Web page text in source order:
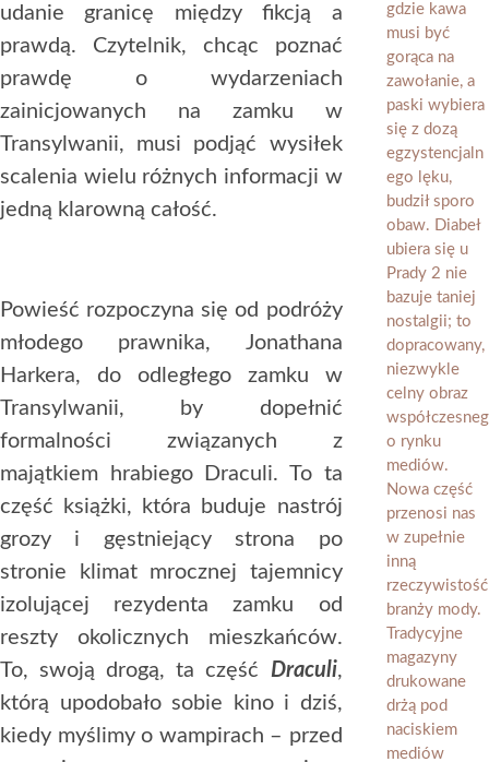
udanie granicę między fikcją a
prawdą. Czytelnik, chcąc poznać
prawdę o wydarzeniach
zainicjowanych na zamku w
Transylwanii, musi podjąć wysiłek
scalenia wielu różnych informacji w
jedną klarowną całość.
Powieść rozpoczyna się od podróży
młodego prawnika, Jonathana
Harkera, do odległego zamku w
Transylwanii, by dopełnić
formalności związanych z
majątkiem hrabiego Draculi. To ta
część książki, która buduje nastrój
grozy i gęstniejący strona po
stronie klimat mrocznej tajemnicy
izolującej rezydenta zamku od
reszty okolicznych mieszkańców.
To, swoją drogą, ta część Draculi,
którą upodobało sobie kino i dziś,
kiedy myślimy o wampirach – przed